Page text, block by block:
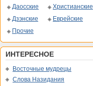
Даосские
Христианские
Дзэнские
Еврейские
Прочие
ИНТЕРЕСНОЕ
Восточные мудрецы
Слова Назидания